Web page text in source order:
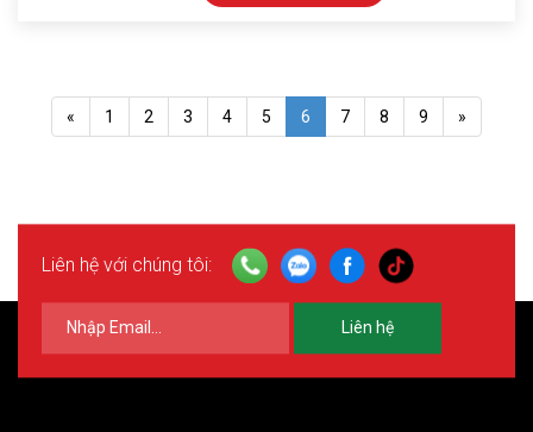
« 1 2 3 4 5 6 7 8 9 »
Liên hệ với chúng tôi:
Liên hệ